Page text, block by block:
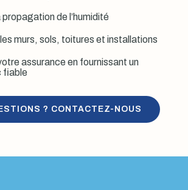
de l’humidité
murs, sols, toitures et installations
assurance en fournissant un
fiable
? CONTACTEZ-NOUS